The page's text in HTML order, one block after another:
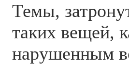
Темы,
таких вещей,
нарушенным